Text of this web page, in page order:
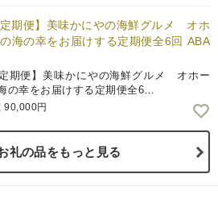
定期便】美味かにやの海鮮グルメ オホ
海の幸をお届けする定期便全6回 ABA
定期便】美味かにやの海鮮グルメ オホー
の幸をお届けする定期便全6…
90,000円
礼の品をもっと見る